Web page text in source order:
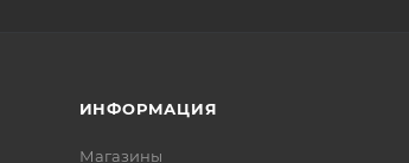
ИНФОРМАЦИЯ
Магазины